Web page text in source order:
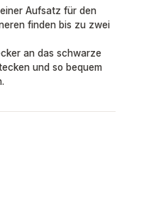
Aufsatz für den
finden bis zu zwei
an das schwarze
und so bequem
0 von 5 Sternen